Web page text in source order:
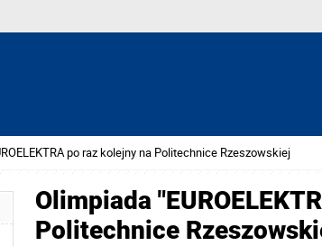
po raz kolejny na Politechnice Rzeszowskiej
Olimpiada
Politechnice